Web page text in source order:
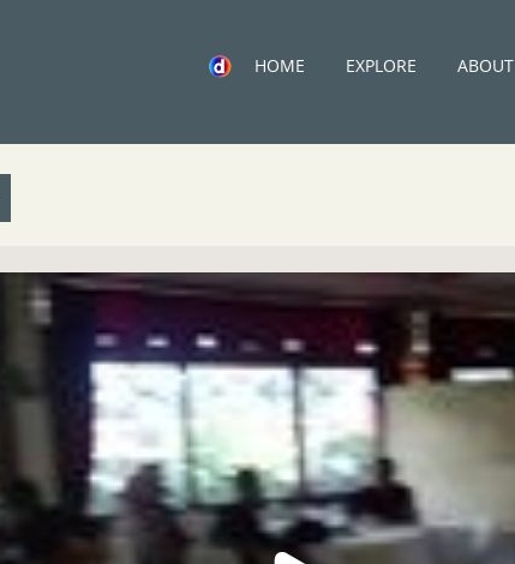
HOME EXPLORE ABOUT